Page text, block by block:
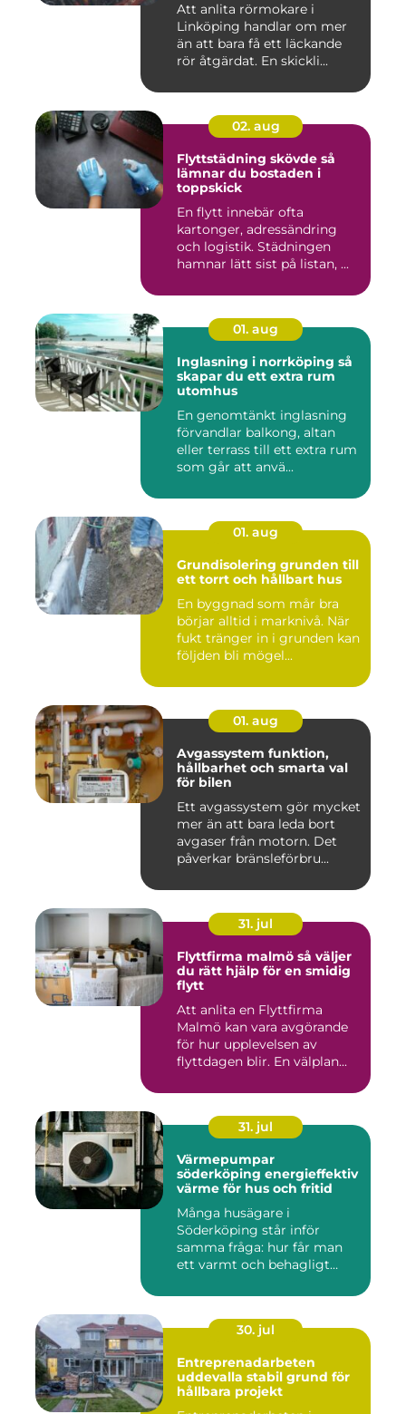
Att anlita rörmokare i
Linköping handlar om mer
än att bara få ett läckande
rör åtgärdat. En skickli...
02. aug
Flyttstädning skövde så
lämnar du bostaden i
toppskick
En flytt innebär ofta
kartonger, adressändring
och logistik. Städningen
hamnar lätt sist på listan, ...
01. aug
Inglasning i norrköping så
skapar du ett extra rum
utomhus
En genomtänkt inglasning
förvandlar balkong, altan
eller terrass till ett extra rum
som går att anvä...
01. aug
Grundisolering grunden till
ett torrt och hållbart hus
En byggnad som mår bra
börjar alltid i marknivå. När
fukt tränger in i grunden kan
följden bli mögel...
01. aug
Avgassystem funktion,
hållbarhet och smarta val
för bilen
Ett avgassystem gör mycket
mer än att bara leda bort
avgaser från motorn. Det
påverkar bränsleförbru...
31. jul
Flyttfirma malmö så väljer
du rätt hjälp för en smidig
flytt
Att anlita en Flyttfirma
Malmö kan vara avgörande
för hur upplevelsen av
flyttdagen blir. En välplan...
31. jul
Värmepumpar
söderköping energieffektiv
värme för hus och fritid
Många husägare i
Söderköping står inför
samma fråga: hur får man
ett varmt och behagligt
30. jul
Entreprenadarbeten
uddevalla stabil grund för
hållbara projekt